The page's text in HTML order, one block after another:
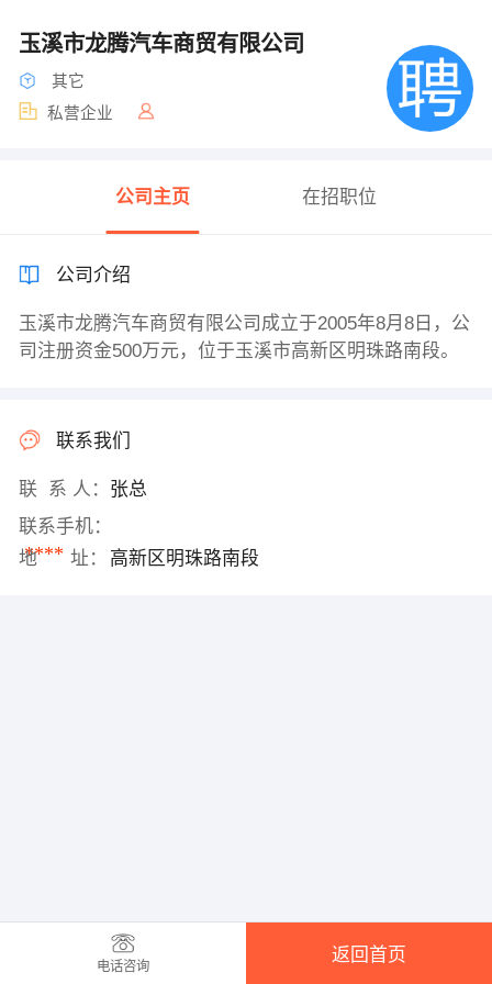
玉溪市龙腾汽车商贸有限公司
其它
私营企业
公司主页 在招职位
公司介绍
玉溪市龙腾汽车商贸有限公司成立于2005年8月8日，公
司注册资金500万元，位于玉溪市高新区明珠路南段。
联系我们
联 系 人： 张总
联系手机：
****
地 址： 高新区明珠路南段
电话咨询
返回首页